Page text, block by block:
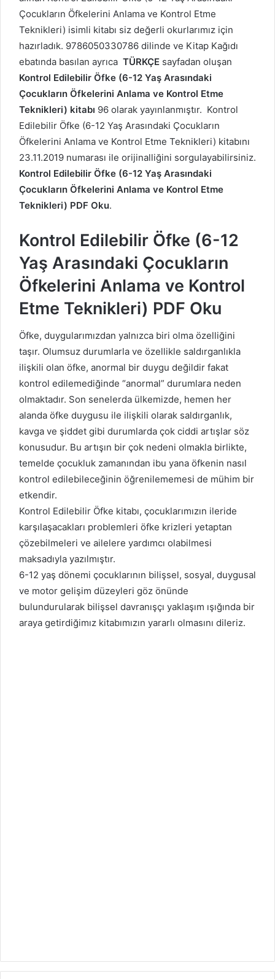
Çocukların Öfkelerini Anlama ve Kontrol Etme
Teknikleri) isimli kitabı siz değerli okurlarımız için
hazırladık. 9786050330786 dilinde ve Kitap Kağıdı
ebatında basılan ayrıca TÜRKÇE sayfadan oluşan
Kontrol Edilebilir Öfke (6-12 Yaş Arasındaki
Çocukların Öfkelerini Anlama ve Kontrol Etme
Teknikleri) kitabı 96 olarak yayınlanmıştır. Kontrol
Edilebilir Öfke (6-12 Yaş Arasındaki Çocukların
Öfkelerini Anlama ve Kontrol Etme Teknikleri) kitabını
23.11.2019 numarası ile orijinalliğini sorgulayabilirsiniz.
Kontrol Edilebilir Öfke (6-12 Yaş Arasındaki
Çocukların Öfkelerini Anlama ve Kontrol Etme
Teknikleri) PDF Oku.
Kontrol Edilebilir Öfke (6-12
Yaş Arasındaki Çocukların
Öfkelerini Anlama ve Kontrol
Etme Teknikleri) PDF Oku
Öfke, duygularımızdan yalnızca biri olma özelliğini
taşır. Olumsuz durumlarla ve özellikle saldırganlıkla
ilişkili olan öfke, anormal bir duygu değildir fakat
kontrol edilemediğinde “anormal” durumlara neden
olmaktadır. Son senelerda ülkemizde, hemen her
alanda öfke duygusu ile ilişkili olarak saldırganlık,
kavga ve şiddet gibi durumlarda çok ciddi artışlar söz
konusudur. Bu artışın bir çok nedeni olmakla birlikte,
temelde çocukluk zamanından ibu yana öfkenin nasıl
kontrol edilebileceğinin öğrenilememesi de mühim bir
etkendir.
Kontrol Edilebilir Öfke kitabı, çocuklarımızın ileride
karşılaşacakları problemleri öfke krizleri yetaptan
çözebilmeleri ve ailelere yardımcı olabilmesi
maksadıyla yazılmıştır.
6-12 yaş dönemi çocuklarının bilişsel, sosyal, duygusal
ve motor gelişim düzeyleri göz önünde
bulundurularak bilişsel davranışçı yaklaşım ışığında bir
araya getirdiğimız kitabımızın yararlı olmasını dileriz.